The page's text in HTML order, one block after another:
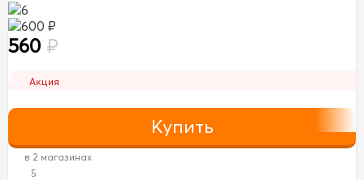
6
600 ₽
560 ₽
Акция
в 2 магазинах
5